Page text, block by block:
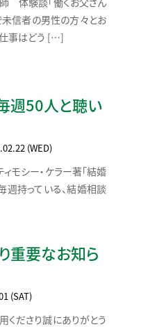
未信者の男性の方々とお
仕事はどう […]
週50人と聴い
(WED)
モシー・ケラー著「結婚
週持っている、結婚相談
重要なお知ら
(SAT)
くださり誠にありがとう